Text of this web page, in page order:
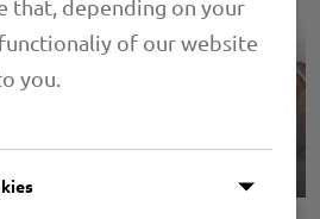
that, depending on your
of our website
you.